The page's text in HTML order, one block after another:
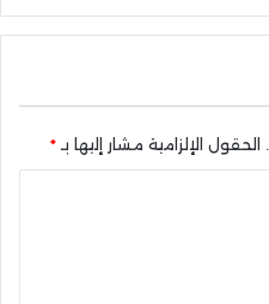
الحقول الإلزامية مشار إليها بـ *